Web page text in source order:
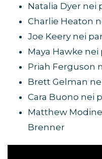
Natalia Dyer nei
Charlie Heaton
Joe Keery nei
Maya Hawke
Priah Ferguson
Brett Gelman
Cara Buono nei
Matthew
Brenner